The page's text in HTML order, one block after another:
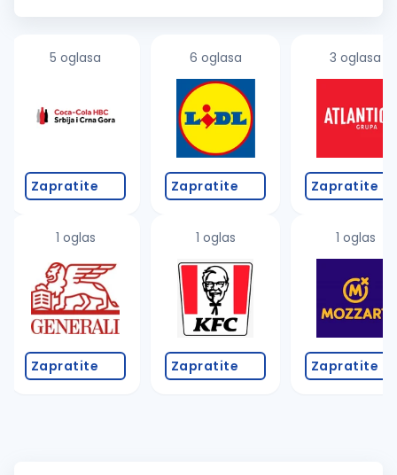
(LED rasveta, napajanja...
5 oglasa
Zapratite
1 oglas
Zapratite
6 oglasa
Zapratite
1 oglas
Zapratite
3 oglasa
Zapratite
1 oglas
Zapratite